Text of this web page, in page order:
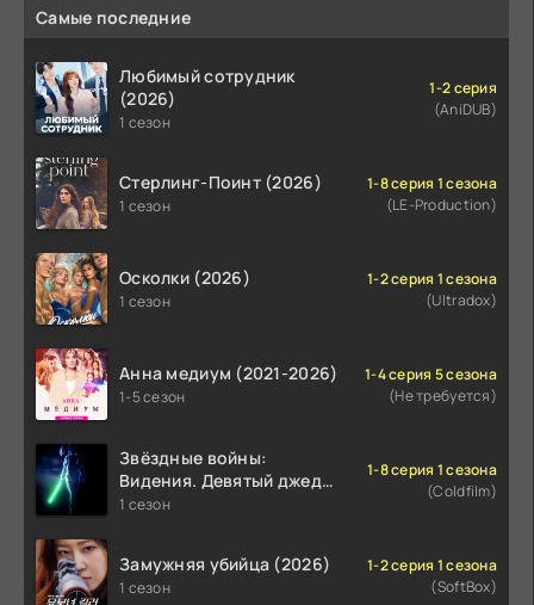
Самые последние
Любимый сотрудник
(2026)
1 сезон
1-2 серия
(AniDUB)
Стерлинг-Поинт (2026)
1 сезон
1-8 серия 1 сезона
(LE-Production)
Осколки (2026)
1 сезон
1-2 серия 1 сезона
(Ultradox)
Анна медиум (2021-2026)
1-5 сезон
1-4 серия 5 сезона
(Не требуется)
Звёздные войны:
Видения. Девятый джедай
(2026)
1 сезон
1-8 серия 1 сезона
(Coldfilm)
Замужняя убийца (2026)
1 сезон
1-2 серия 1 сезона
(SoftBox)